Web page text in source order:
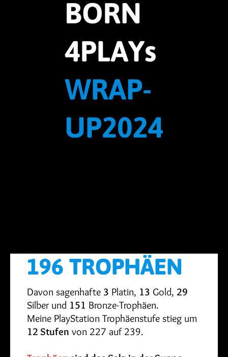
196 TROPHÄEN
Davon sagenhafte 3 Platin, 13 Gold, 29
Silber und 151 Bronze-Trophäen.
Meine PlayStation Trophäenstufe stieg um
12 Stufen von 227 auf 239.